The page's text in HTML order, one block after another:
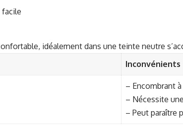
idéalement dans une teinte neutre
Inconvénients
– Encombrant
– Nécessite
– Peut paraître